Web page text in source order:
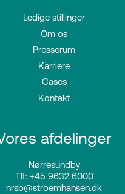
Ledige stillinger
Om os
Presserum
Karriere
Cases
Kontakt
afdelinger
Nørresundby
Tlf: +45 9632 6000
nrsb@stroemhansen.dk